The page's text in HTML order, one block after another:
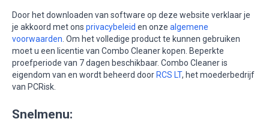
Door het downloaden van software op deze website verklaar je
je akkoord met ons privacybeleid en onze algemene
voorwaarden. Om het volledige product te kunnen gebruiken
moet u een licentie van Combo Cleaner kopen. Beperkte
proefperiode van 7 dagen beschikbaar. Combo Cleaner is
eigendom van en wordt beheerd door RCS LT, het moederbedrijf
van PCRisk.
Snelmenu: